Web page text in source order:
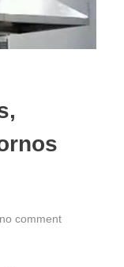
no comment